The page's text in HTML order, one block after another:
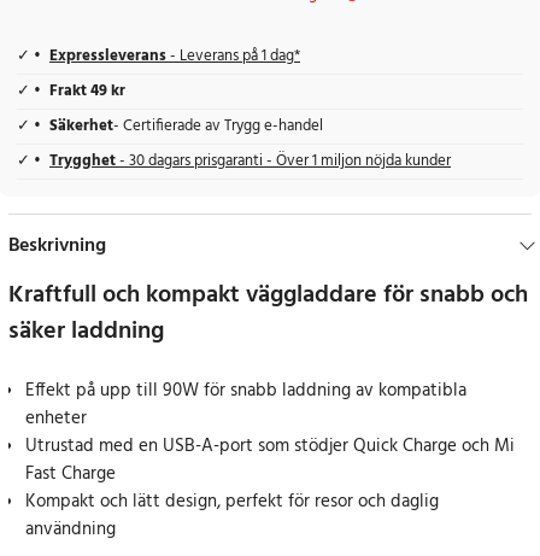
Expressleverans- Leverans på 1 dag*
Frakt 49 kr
Säkerhet- Certifierade av Trygg e-handel
Trygghet- 30 dagars prisgaranti - Över 1 miljon nöjda kunder
Beskrivning
Kraftfull och kompakt väggladdare för snabb och
säker laddning
Effekt på upp till 90W för snabb laddning av kompatibla
enheter
Utrustad med en USB-A-port som stödjer Quick Charge och Mi
Fast Charge
Kompakt och lätt design, perfekt för resor och daglig
användning